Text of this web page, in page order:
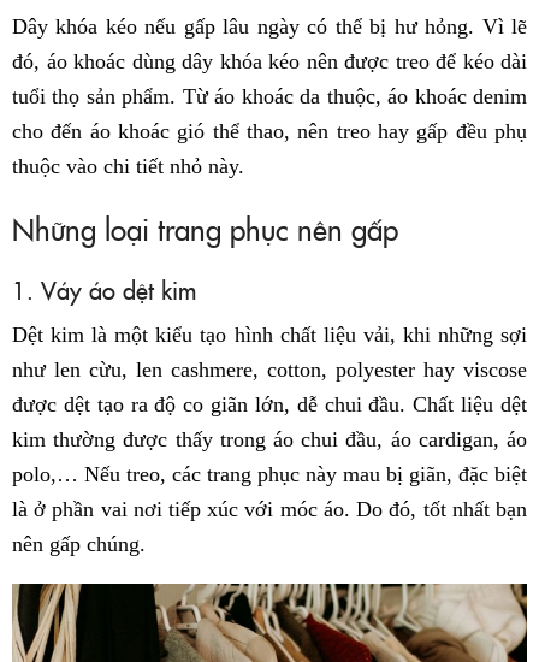
Dây khóa kéo nếu gấp lâu ngày có thể bị hư hỏng. Vì lẽ
đó, áo khoác dùng dây khóa kéo nên được treo để kéo dài
tuổi thọ sản phẩm. Từ áo khoác da thuộc, áo khoác denim
cho đến áo khoác gió thể thao, nên treo hay gấp đều phụ
thuộc vào chi tiết nhỏ này.
Những loại trang phục nên gấp
1. Váy áo dệt kim
Dệt kim là một kiểu tạo hình chất liệu vải, khi những sợi
như len cừu, len cashmere, cotton, polyester hay viscose
được dệt tạo ra độ co giãn lớn, dễ chui đầu. Chất liệu dệt
kim thường được thấy trong áo chui đầu, áo cardigan, áo
polo,… Nếu treo, các trang phục này mau bị giãn, đặc biệt
là ở phần vai nơi tiếp xúc với móc áo. Do đó, tốt nhất bạn
nên gấp chúng.